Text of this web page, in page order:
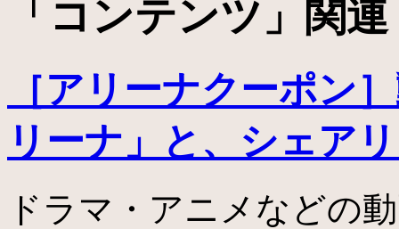
「 コンテンツ 」関連
［アリーナクーポン
リーナ」と、シェア
ドラマ・アニメなどの